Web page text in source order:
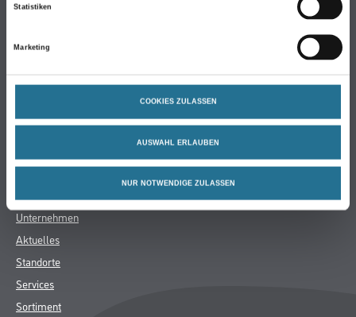
Statistiken
Marketing
COOKIES ZULASSEN
AUSWAHL ERLAUBEN
NUR NOTWENDIGE ZULASSEN
WDV-Systeme
Putze- und Spachtelmassen
Bodenbeläge
Werkzeug & Maschinen
Gustav Knittel Farben
Unternehmen
Aktuelles
Standorte
Services
Sortiment